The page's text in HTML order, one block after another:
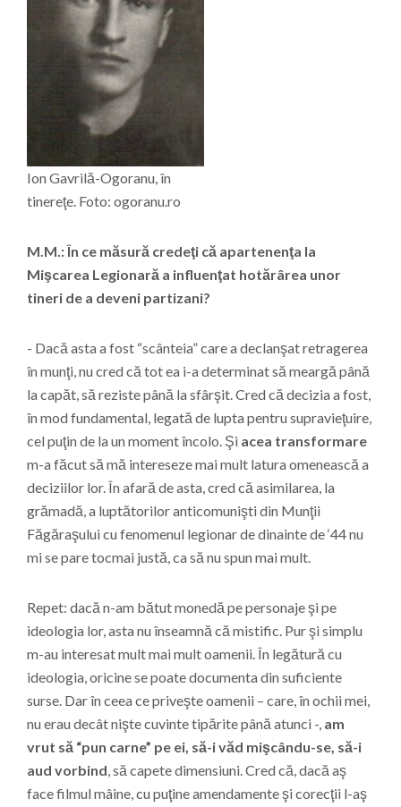
Ion Gavrilă-Ogoranu, în
tinereţe. Foto: ogoranu.ro
M.M.: În ce măsură credeţi că apartenenţa la
Mişcarea Legionară a influenţat hotărârea unor
tineri de a deveni partizani?
- Dacă asta a fost “scânteia” care a declanşat retragerea
în munţi, nu cred că tot ea i-a determinat să meargă până
la capăt, să reziste până la sfârşit. Cred că decizia a fost,
în mod fundamental, legată de lupta pentru supravieţuire,
cel puţin de la un moment încolo. Şi acea transformare
m-a făcut să mă intereseze mai mult latura omenească a
deciziilor lor. În afară de asta, cred că asimilarea, la
grămadă, a luptătorilor anticomunişti din Munţii
Făgăraşului cu fenomenul legionar de dinainte de ‘44 nu
mi se pare tocmai justă, ca să nu spun mai mult.
Repet: dacă n-am bătut monedă pe personaje şi pe
ideologia lor, asta nu înseamnă că mistific. Pur şi simplu
m-au interesat mult mai mult oamenii. În legătură cu
ideologia, oricine se poate documenta din suficiente
surse. Dar în ceea ce priveşte oamenii – care, în ochii mei,
nu erau decât nişte cuvinte tipărite până atunci -, am
vrut să “pun carne” pe ei, să-i văd mişcându-se, să-i
aud vorbind, să capete dimensiuni. Cred că, dacă aş
face filmul mâine, cu puţine amendamente şi corecţii l-aş